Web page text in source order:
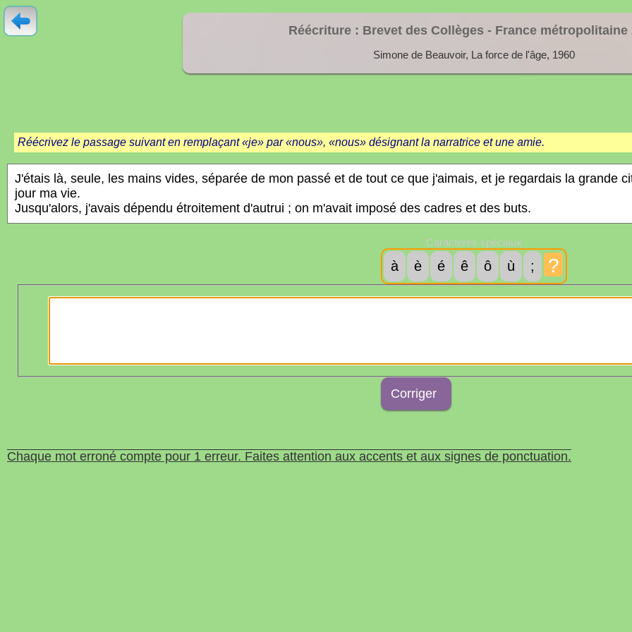
Réécriture : Brevet des Collèges - France métropolitaine
Simone de Beauvoir, La force de l'âge, 1960
Réécrivez le passage suivant en remplaçant «je» par «nous», «nous» désignant la narratrice et une amie.
Caractères spéciaux
à è é ê ô ù ; ?
Chaque mot erroné compte pour 1 erreur. Faites attention aux accents et aux signes de ponctuation.